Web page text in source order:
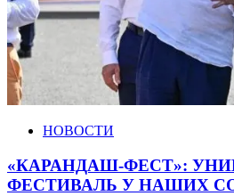
НОВОСТИ
«КАРАНДАШ-ФЕСТ»:
ФЕСТИВАЛЬ У НАШИХ